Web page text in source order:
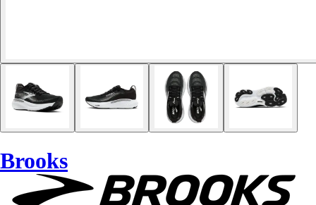
Brooks